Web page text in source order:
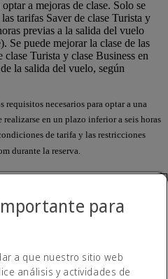
a mejoras de clase. Solo se
tarifas Saver de clase Turista y
previas a la salida del vuelo
Se puede mejorar la clase de las
Turista y clase Business en
la salida del vuelo, según
necesarios para optar a una
realizarse en un plazo inferior a seis horas
de tarifa y las restricciones
durante la reserva.
o puedo mejorar la
de uno solo?
de todos los pasajeros de la
para
a que nuestro sitio web
análisis y actividades de